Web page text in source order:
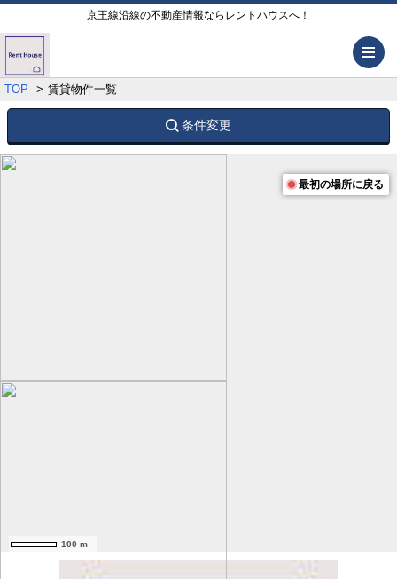
京王線沿線の不動産情報ならレントハウスへ！
TOP 賃貸物件一覧
条件変更
100 m
最初の場所に戻る